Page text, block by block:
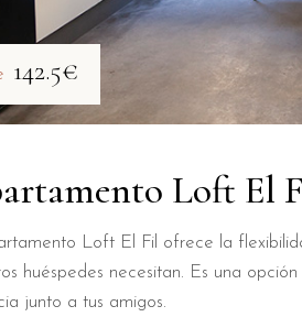
142.5€
Loft El
Loft El Fil ofrece la
huéspedes necesitan. Es una
junto a tus amigos.